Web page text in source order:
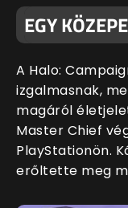
EGY
A Halo:
izgalmasnak,
magáról
Master Chief
PlayStationön.
erőltette meg